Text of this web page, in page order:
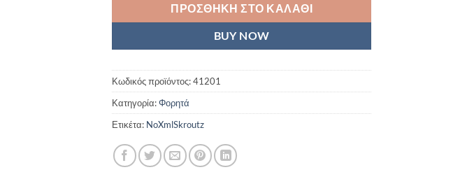
ΠΡΟΣΘΉΚΗ ΣΤΟ ΚΑΛΆΘΙ
BUY NOW
Κωδικός προϊόντος:41201
Κατηγορία:Φορητά
Ετικέτα: NoXmlSkroutz